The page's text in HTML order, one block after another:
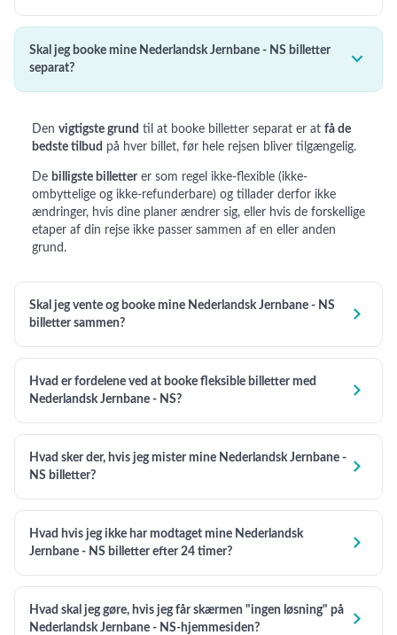
Skal jeg booke mine Nederlandsk Jernbane - NS billetter
separat?

Den vigtigste grund til at booke billetter separat er at få de
bedste tilbud på hver billet, før hele rejsen bliver tilgængelig.
De billigste billetter er som regel ikke-flexible (ikke-
ombyttelige og ikke-refunderbare) og tillader derfor ikke
ændringer, hvis dine planer ændrer sig, eller hvis de forskellige
etaper af din rejse ikke passer sammen af en eller anden
grund.
Skal jeg vente og booke mine Nederlandsk Jernbane - NS
billetter sammen?

Hvad er fordelene ved at booke fleksible billetter med
Nederlandsk Jernbane - NS?

Hvad sker der, hvis jeg mister mine Nederlandsk Jernbane -
NS billetter?

Hvad hvis jeg ikke har modtaget mine Nederlandsk
Jernbane - NS billetter efter 24 timer?

Hvad skal jeg gøre, hvis jeg får skærmen "ingen løsning" på
Nederlandsk Jernbane - NS-hjemmesiden?
